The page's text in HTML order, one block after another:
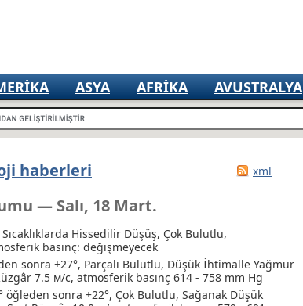
ASYA AFRIKA AVUSTRALYA
haberleri xml
— Salı, 18 Mart.
Hissedilir Düşüş, Çok Bulutlu,
basınç: değişmeyecek
sonra +27°, Parçalı Bulutlu, Düşük İhtimalle Yağmur
7.5 м/с, atmosferik basınç 614 - 758 mm Hg
öğleden sonra +22°, Çok Bulutlu, Sağanak Düşük